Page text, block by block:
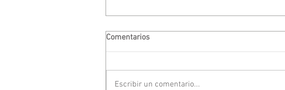
Comentarios
Escribir un comentario...